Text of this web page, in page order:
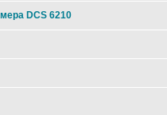
DCS 6210